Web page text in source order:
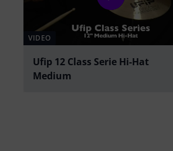
VIDEO
Ufip 12 Class Serie Hi-Hat
Medium